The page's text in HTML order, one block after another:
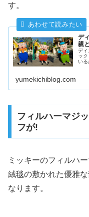
す。
デ
親
ディ
ッ
いる
yumekichiblog.com
フィルハーマジ
フが!
ミッキーのフィルハ
絨毯の敷かれた優雅
なります。